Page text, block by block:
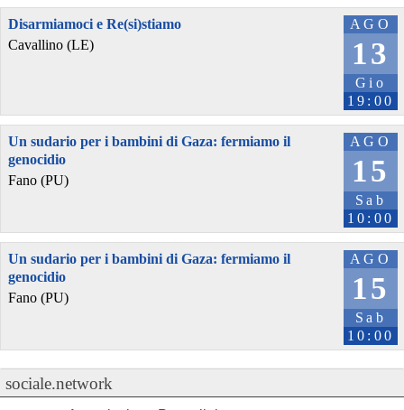
AGO
13
Gio
19:00
Disarmiamoci e Re(si)stiamo
Cavallino (LE)
AGO
15
Sab
10:00
Un sudario per i bambini di Gaza: fermiamo il
genocidio
Fano (PU)
AGO
15
Sab
10:00
Un sudario per i bambini di Gaza: fermiamo il
genocidio
Fano (PU)
sociale.network